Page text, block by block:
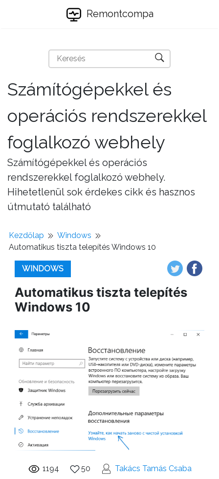
Remontcompa
Számítógépekkel és
operációs rendszerekkel
foglalkozó webhely
Számítógépekkel és operációs
rendszerekkel foglalkozó webhely.
Hihetetlenül sok érdekes cikk és hasznos
útmutató található
Kezdőlap
Windows
Automatikus tiszta telepítés Windows 10
WINDOWS
Automatikus tiszta telepítés
Windows 10
1194 50 Takács Tamás Csaba